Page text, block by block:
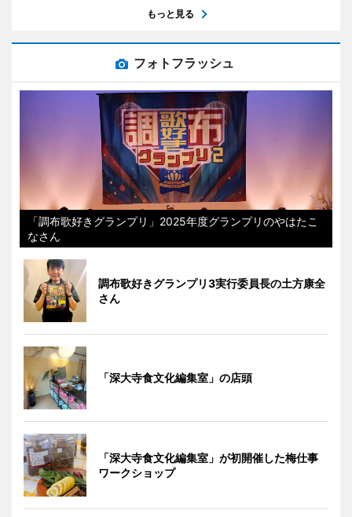
もっと見る
フォトフラッシュ
「調布歌好きグランプリ」2025年度グランプリのやはたこ
なさん
調布歌好きグランプリ3実行委員長の土方康全
さん
「深大寺食文化編集室」の店頭
「深大寺食文化編集室」が初開催した梅仕事
ワークショップ